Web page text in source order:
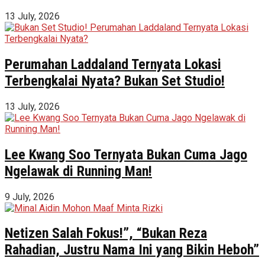
13 July, 2026
Perumahan Laddaland Ternyata Lokasi
Terbengkalai Nyata? Bukan Set Studio!
13 July, 2026
Lee Kwang Soo Ternyata Bukan Cuma Jago
Ngelawak di Running Man!
9 July, 2026
Netizen Salah Fokus!”, “Bukan Reza
Rahadian, Justru Nama Ini yang Bikin Heboh”